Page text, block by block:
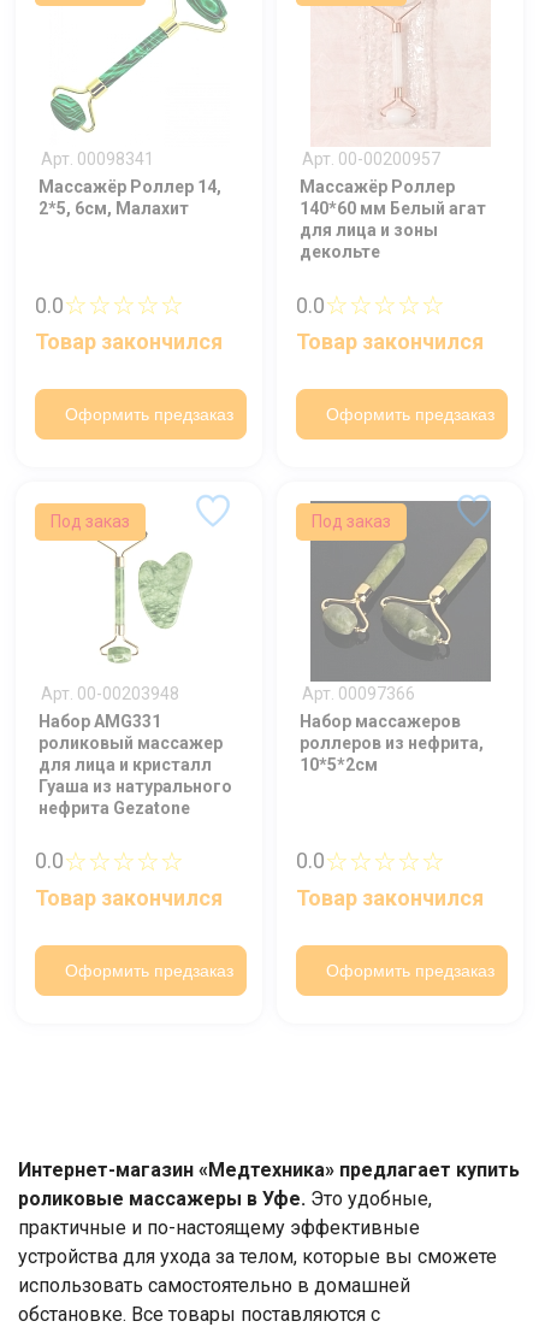
Арт. 00098341
Массажёр Роллер 14,
2*5, 6см, Малахит
0.0☆☆☆☆☆
Товар закончился
Оформить предзаказ
Арт. 00-00200957
Массажёр Роллер
140*60 мм Белый агат
для лица и зоны
декольте
0.0☆☆☆☆☆
Товар закончился
Оформить предзаказ
Под заказ
Арт. 00-00203948
Набор AMG331
роликовый массажер
для лица и кристалл
Гуаша из натурального
нефрита Gezatone
0.0☆☆☆☆☆
Товар закончился
Оформить предзаказ
Под заказ
Арт. 00097366
Набор массажеров
роллеров из нефрита,
10*5*2см
0.0☆☆☆☆☆
Товар закончился
Оформить предзаказ
Интернет-магазин «Медтехника» предлагает купить
роликовые массажеры в Уфе. Это удобные,
практичные и по-настоящему эффективные
устройства для ухода за телом, которые вы сможете
использовать самостоятельно в домашней
обстановке. Все товары поставляются с
Отправить
Нажимая на кнопку "Отправить" вы
персональных данных